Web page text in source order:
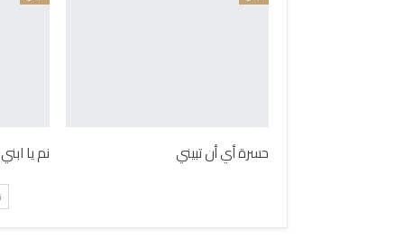
حسرة أي أن تبيني نم يا